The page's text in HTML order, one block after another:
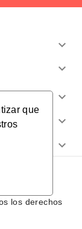
que





los derechos